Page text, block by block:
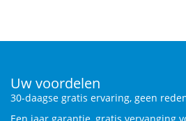
Uw voordelen
30-daagse gratis ervaring, geen